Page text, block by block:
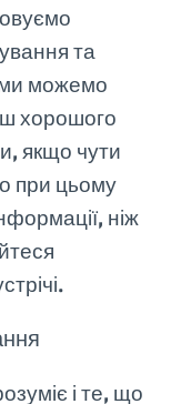
та
ми можемо
хорошого
якщо чути
при цьому
ніж
і те, що